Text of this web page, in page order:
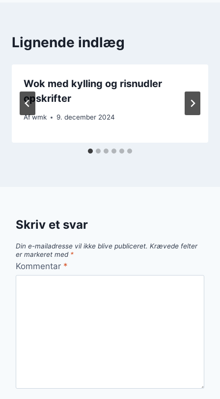
Lignende indlæg
Wok med kylling og risnudler
opskrifter
Afwmk 9. december 2024
Skriv et svar
Din e-mailadresse vil ikke blive publiceret. Krævede felter
er markeret med *
Kommentar *